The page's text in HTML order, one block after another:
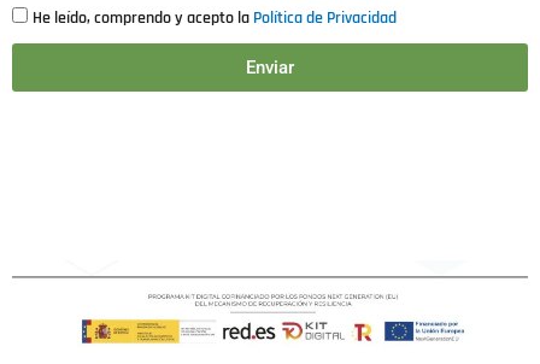
He leído, comprendo y acepto la Política de Privacidad
Enviar